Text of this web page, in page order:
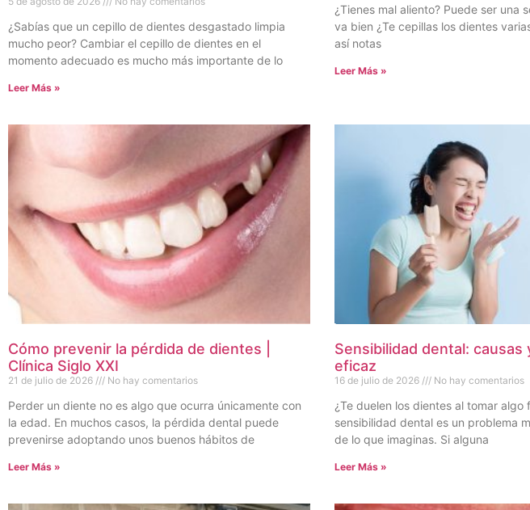
¿Sabías que un cepillo de dientes desgastado limpia
mucho peor? Cambiar el cepillo de dientes en el
momento adecuado es mucho más importante de lo
Leer Más »
¿Tienes mal aliento? Puede ser una
va bien ¿Te cepillas los dientes
así notas
Leer Más »
Cómo prevenir la pérdida de dientes |
Clínica Siglo XXI
21 de julio de 2026 No hay comentarios
Perder un diente no es algo que ocurra únicamente con
la edad. En muchos casos, la pérdida dental puede
prevenirse adoptando unos buenos hábitos de
Leer Más »
Sensibilidad dental: causas
eficaz
16 de julio de 2026 No hay comentarios
¿Te duelen los dientes al tomar algo
sensibilidad dental es un problema
de lo que imaginas. Si alguna
Leer Más »